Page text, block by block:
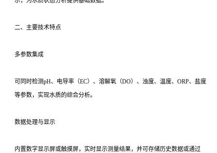
二、主要技术特点
多参数集成
可同时检测pH、电导率（EC）、溶解氧（DO）、浊度、温度、ORP、盐度
等参数，实现水质的综合分析。
数据处理与显示
内置数字显示屏或触摸屏，实时显示测量结果，并可存储历史数据或通过